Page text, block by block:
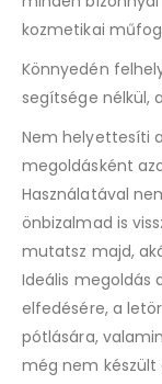
kozmetikai
Könnyedén
segítsége nélkül,
Nem helyettesíti
megoldásként
Használatával
önbizalmad is
mutatsz majd,
Ideális megoldás
elfedésére, a
pótlására,
még nem készült